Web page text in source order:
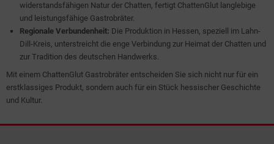
widerstandsfähigen Natur der Chatten, fertigt ChattenGlut langlebige
und leistungsfähige Gastrobräter.
Regionale Verbundenheit: Die Produktion in Hessen, speziell im Lahn-
Dill-Kreis, unterstreicht die enge Verbindung zur Heimat der Chatten und
zur Tradition des deutschen Handwerks.
Mit einem ChattenGlut Gastrobräter entscheiden Sie sich nicht nur für ein
erstklassiges Produkt, sondern auch für ein Stück hessischer Geschichte
und Kultur.